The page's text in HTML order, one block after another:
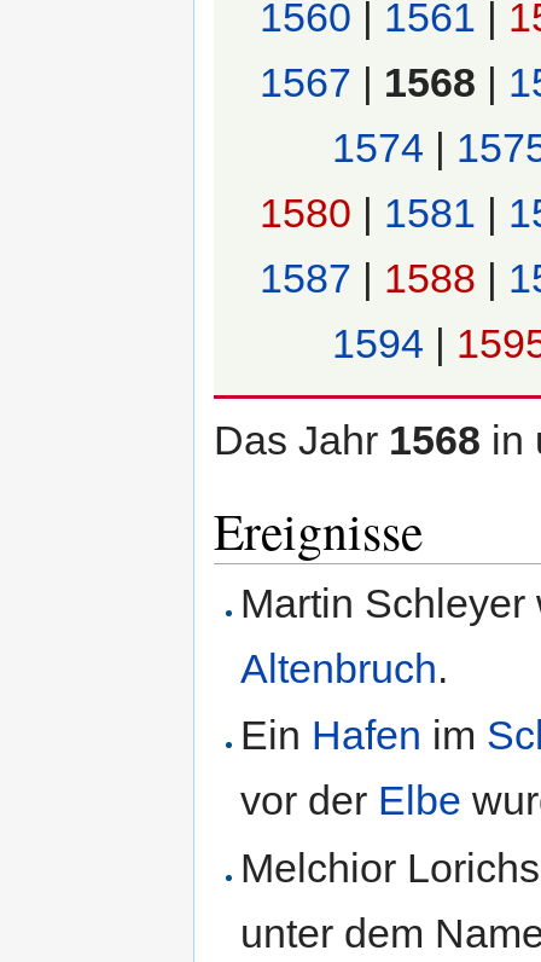
1560
1561
1567
1568
1574
1580
1581
1587
1588
1594
Das Jahr 1568 in
Ereignisse
Martin
Altenbruch.
Ein Hafen im
vor der Elbe
Melchior
unter dem